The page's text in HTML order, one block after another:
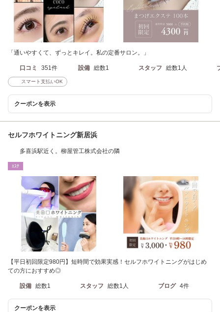
「通いやすくて、ずっとキレイ。私の定番サロン。」
口コミ 351件 設備 総数1 スタッフ 総数1人
スマート支払いOK
クーポンを表示
セルフホワイトニング新居浜
多喜浜駅近く。柳屋管工株式会社の隣
ｴｽﾃ
【平日初回限定980円】短時間で効果実感！セルフホワイトニングがはじめ
ての方におすすめ◎
設備 総数1 スタッフ 総数1人 ブログ 4件
クーポンを表示